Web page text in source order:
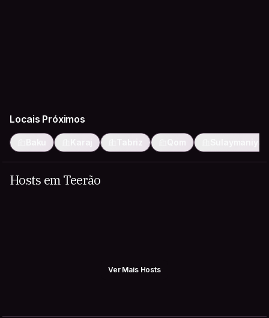
Locais Próximos
Baku Karaj Tabriz Qom Sulaymaniyah
Hosts em Teerão
Ver Mais Hosts